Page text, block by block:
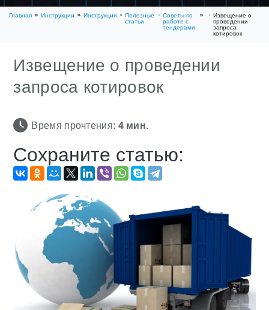
Главная Инструкции Инструкции
Полезные
статьи
Советы по
работе с
тендерами
Извещение о
проведении
запроса
котировок
Извещение о проведении
запроса котировок
Время прочтения: 4мин.
Сохраните статью: